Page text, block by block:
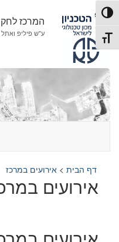
דלג
לתוכן
דלג
לניווט
הפעל/כבה ניגודיות גבוהה
מתג גודל גופן
המרכז
ע"ש פיליפ ואתל
דף הבית > אירועים במרכז
אירועים